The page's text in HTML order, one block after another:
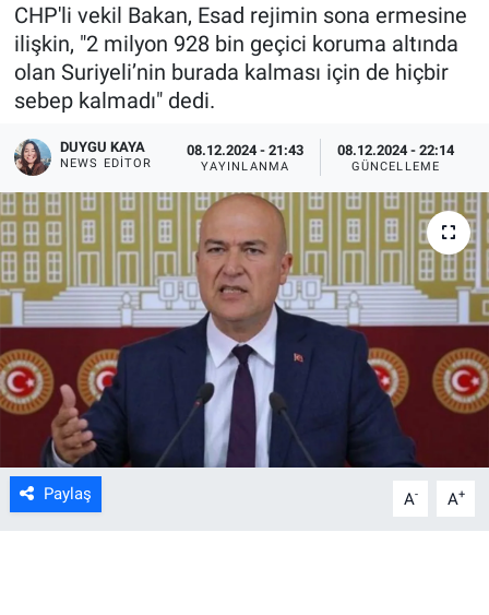
CHP'li vekil Bakan, Esad rejimin sona ermesine
ilişkin, "2 milyon 928 bin geçici koruma altında
olan Suriyeli’nin burada kalması için de hiçbir
sebep kalmadı" dedi.
DUYGU KAYA
NEWS EDITOR
08.12.2024 - 21:43
YAYINLANMA
08.12.2024 - 22:14
GÜNCELLEME
Paylaş A- A+